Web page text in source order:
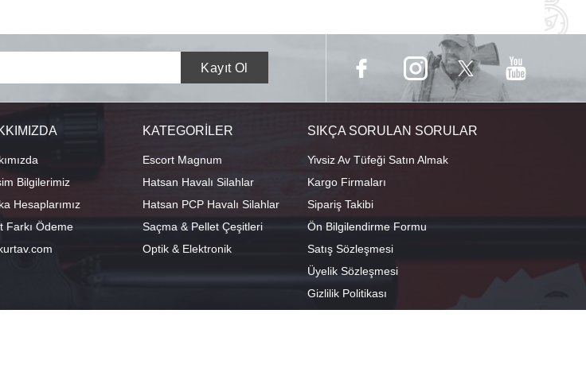
Bilgilerimiz
Hesaplarımız
Farkı Ödeme
KATEGORİLER
Escort Magnum
Hatsan Havalı Silahlar
Hatsan PCP Havalı Silahlar
Saçma & Pellet Çeşitleri
Optik & Elektronik
SIKÇA SORULAN SORULAR
Yivsiz Av Tüfeği Satın Almak
Kargo Firmaları
Sipariş Takibi
Ön Bilgilendirme Formu
Satış Sözleşmesi
Üyelik Sözleşmesi
Gizlilik Politikası